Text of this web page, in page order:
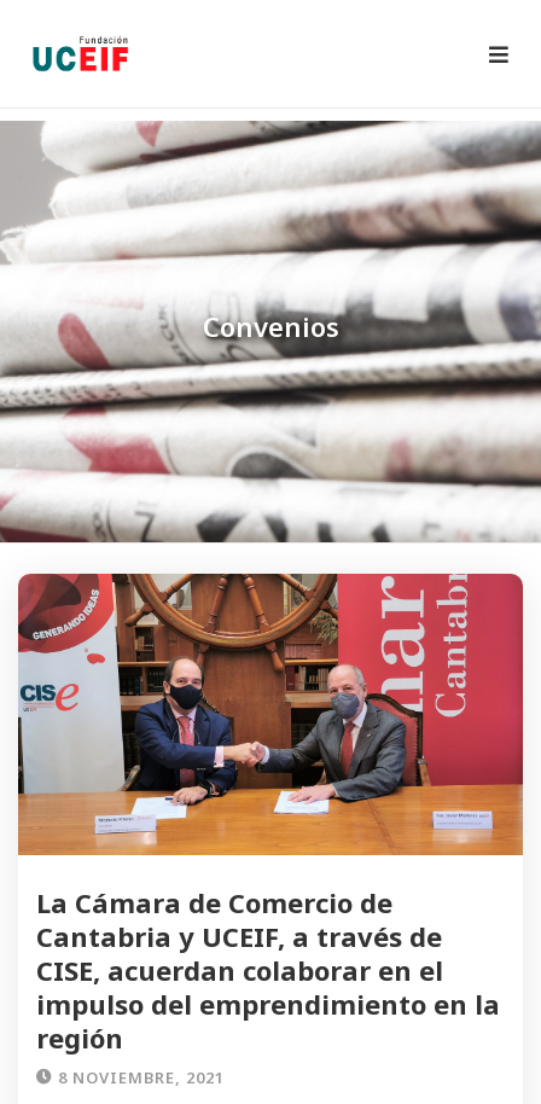
Convenios
La Cámara de Comercio de
Cantabria y UCEIF, a través de
CISE, acuerdan colaborar en el
impulso del emprendimiento en la
región
8 NOVIEMBRE, 2021